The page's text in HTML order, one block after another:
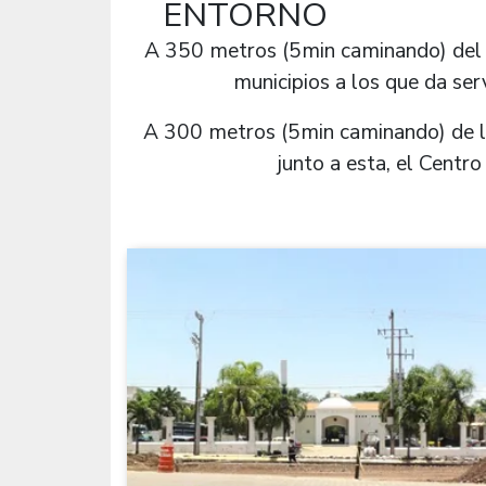
ENTORNO
A 350 metros (5min caminando)
municipios a los que da
A 300 metros (5min caminando) de
junto a esta, el